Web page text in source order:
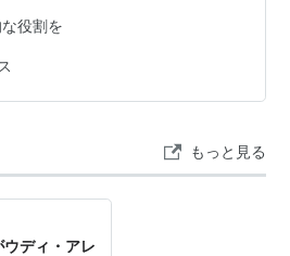
役割を
もっと見る
ディ・アレ